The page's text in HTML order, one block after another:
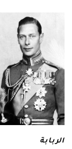
الربابة